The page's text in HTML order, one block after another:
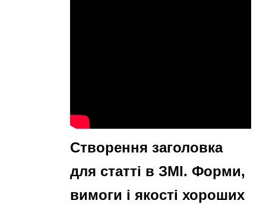
Створення заголовка
для статті в ЗМІ. Форми,
вимоги і якості хороших